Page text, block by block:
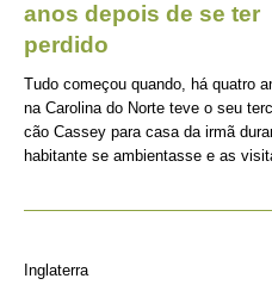
anos depois de se ter
perdido
Tudo começou quando, há quatro
na Carolina do Norte teve o seu
cão Cassey para casa da irmã
habitante se ambientasse e as
Inglaterra